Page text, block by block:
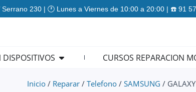
Serrano 230 | 🕐 Lunes a Viernes de 10:00 a 20:00 | ☎️ 91
DISPOSITIVOS Open REPARACION DISPOSITIVOS
CURSOS REPARACION
Inicio/ Reparar/ Telefono/ SAMSUNG /